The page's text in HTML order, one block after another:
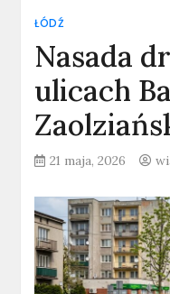
ŁÓDŹ
Nasada
ulicach
21 maja, 2026